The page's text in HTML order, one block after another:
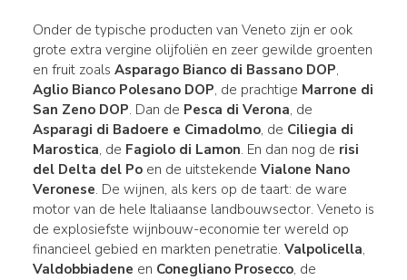
Onder de typische producten van Veneto zijn er ook
grote extra vergine olijfoliën en zeer gewilde groenten
en fruit zoals Asparago Bianco di Bassano DOP,
Aglio Bianco Polesano DOP, de prachtige Marrone di
San Zeno DOP. Dan de Pesca di Verona, de
Asparagi di Badoere e Cimadolmo, de Ciliegia di
Marostica, de Fagiolo di Lamon. En dan nog de risi
del Delta del Poen de uitstekende Vialone Nano
Veronese. De wijnen, als kers op de taart: de ware
motor van de hele Italiaanse landbouwsector. Veneto is
de explosiefste wijnbouw-economie ter wereld op
financieel gebied en markten penetratie. Valpolicella,
Valdobbiadene en Conegliano Prosecco, de